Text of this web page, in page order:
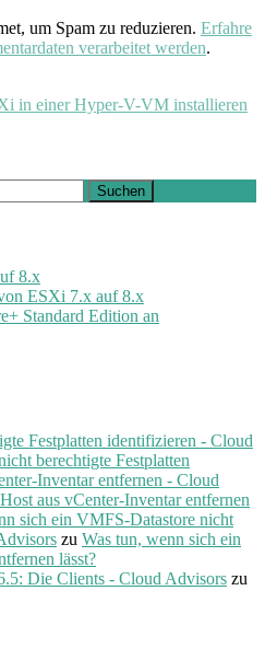
um Spam zu reduzieren. Erfahre
verarbeitet werden.
in einer Hyper-V-VM installieren
8.x
ESXi 7.x auf 8.x
Standard Edition an
Festplatten identifizieren - Cloud
berechtigte Festplatten
Inventar entfernen - Cloud
aus vCenter-Inventar entfernen
sich ein VMFS-Datastore nicht
zu Was tun, wenn sich ein
lässt?
Die Clients - Cloud Advisors zu